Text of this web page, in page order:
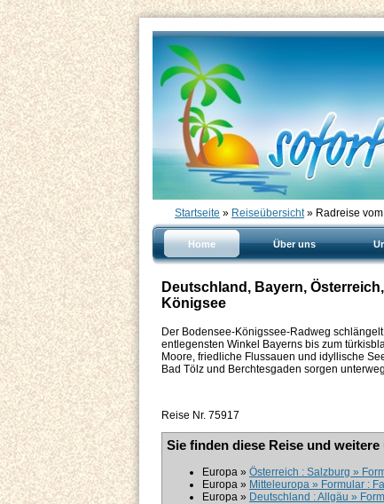
Startseite » Reiseübersicht» Radreise
Home Über uns
Deutschland, Bayern,
Königsee
Der Bodensee-Königssee-Radweg
entlegensten Winkel Bayerns bis zum
Moore, friedliche Flussauen und idyllische
Bad Tölz und Berchtesgaden sorgen
Reise Nr. 75917
Sie finden diese Reise und
Europa » Österreich : Salzburg »
Europa » Mitteleuropa » Formular :
Europa » Deutschland : Allgäu »